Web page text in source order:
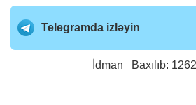
Telegramda izləyin
İdman Baxılıb: